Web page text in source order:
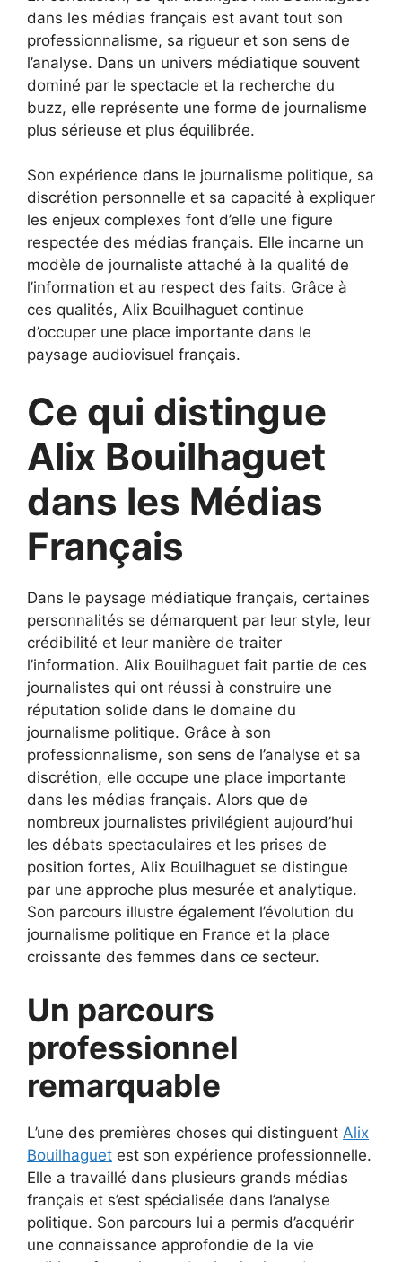
dans les médias français est avant tout son
professionnalisme, sa rigueur et son sens de
l’analyse. Dans un univers médiatique souvent
dominé par le spectacle et la recherche du
buzz, elle représente une forme de journalisme
plus sérieuse et plus équilibrée.
Son expérience dans le journalisme politique, sa
discrétion personnelle et sa capacité à expliquer
les enjeux complexes font d’elle une figure
respectée des médias français. Elle incarne un
modèle de journaliste attaché à la qualité de
l’information et au respect des faits. Grâce à
ces qualités, Alix Bouilhaguet continue
d’occuper une place importante dans le
paysage audiovisuel français.
Ce qui distingue
Alix Bouilhaguet
dans les Médias
Français
Dans le paysage médiatique français, certaines
personnalités se démarquent par leur style, leur
crédibilité et leur manière de traiter
l’information. Alix Bouilhaguet fait partie de ces
journalistes qui ont réussi à construire une
réputation solide dans le domaine du
journalisme politique. Grâce à son
professionnalisme, son sens de l’analyse et sa
discrétion, elle occupe une place importante
dans les médias français. Alors que de
nombreux journalistes privilégient aujourd’hui
les débats spectaculaires et les prises de
position fortes, Alix Bouilhaguet se distingue
par une approche plus mesurée et analytique.
Son parcours illustre également l’évolution du
journalisme politique en France et la place
croissante des femmes dans ce secteur.
Un parcours
professionnel
remarquable
L’une des premières choses qui distinguent Alix
Bouilhaguet est son expérience professionnelle.
Elle a travaillé dans plusieurs grands médias
français et s’est spécialisée dans l’analyse
politique. Son parcours lui a permis d’acquérir
une connaissance approfondie de la vie